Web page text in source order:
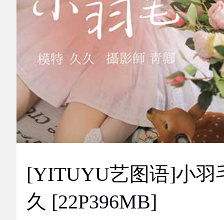
[YITUYU艺图语]小羽
久 [22P396MB]